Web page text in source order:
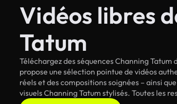
Vidéos libres
Tatum
Téléchargez des séquences Channing
propose une sélection pointue de vidéos
réels et des compositions soignées – ainsi
visuels Channing Tatum stylisés. Toutes les